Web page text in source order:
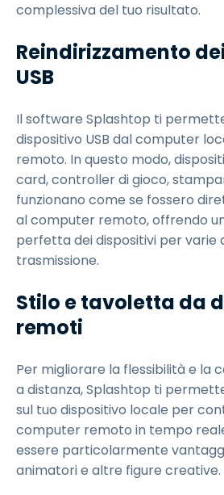
complessiva del tuo risultato.
Reindirizzamento
USB
Il software Splashtop ti
dispositivo USB dal computer
remoto. In questo modo,
card, controller di gioco,
funzionano come se fossero
al computer remoto, offrendo
perfetta dei dispositivi per varie
trasmissione.
Stilo e tavoletta da
remoti
Per migliorare la flessibilità e la
a distanza, Splashtop ti
sul tuo dispositivo locale per
computer remoto in tempo
essere particolarmente
animatori e altre figure creative.